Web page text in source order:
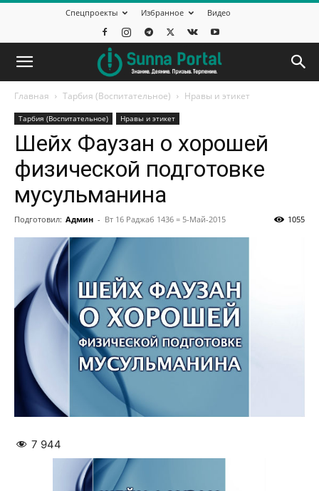
Спецпроекты Избранное Видео
Главная Тарбия (Воспитательное) Нравы и этикет
Тарбия (Воспитательное) Нравы и этикет
Шейх Фаузан о хорошей
физической подготовке
мусульманина
Подготовил: Админ - Вт 16 Раджаб 1436 = 5-Май-2015 1055
7 944